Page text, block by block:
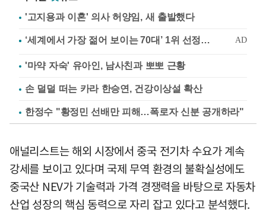
'고지용과 이혼' 의사 허양임, 새 출발했다
'마약 자숙' 유아인, 남사친과 뽀뽀 근황
손 덜덜 떠는 카라 한승연, 건강이상설 확산
한정수 "황정민 선배만 피해…폭로자 신분 공개하라"
애널리스트는 해외 시장에서 중국 전기차 수요가 계속
강세를 보이고 있다며 국제 무역 환경의 불확실성에도
중국산 NEV가 기술력과 가격 경쟁력을 바탕으로 자동차
산업 성장의 핵심 동력으로 자리 잡고 있다고 분석했다.